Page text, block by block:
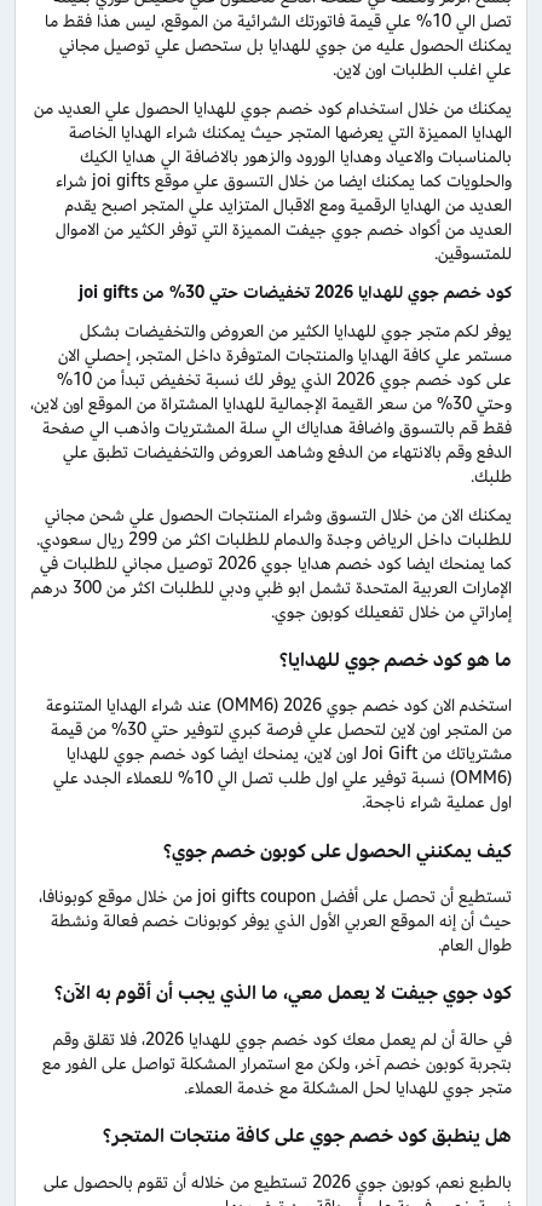
تصل الي 10% علي قيمة فاتورتك الشرائية من الموقع، ليس هذا فقط ما
يمكنك الحصول عليه من جوي للهدايا بل ستحصل علي توصيل مجاني
علي اغلب الطلبات اون لاين.
يمكنك من خلال استخدام كود خصم جوي للهدايا الحصول علي العديد من
الهدايا المميزة التي يعرضها المتجر حيث يمكنك شراء الهدايا الخاصة
بالمناسبات والاعياد وهدايا الورود والزهور بالاضافة الي هدايا الكيك
والحلويات كما يمكنك ايضا من خلال التسوق علي موقع joi gifts شراء
العديد من الهدايا الرقمية ومع الاقبال المتزايد علي المتجر اصبح يقدم
العديد من أكواد خصم جوي جيفت المميزة التي توفر الكثير من الاموال
للمتسوقين.
كود خصم جوي للهدايا 2026 تخفيضات حتي 30% من joi gifts
يوفر لكم متجر جوي للهدايا الكثير من العروض والتخفيضات بشكل
مستمر علي كافة الهدايا والمنتجات المتوفرة داخل المتجر، إحصلي الان
على كود خصم جوي 2026 الذي يوفر لك نسبة تخفيض تبدأ من 10%
وحتي 30% من سعر القيمة الإجمالية للهدايا المشتراة من الموقع اون لاين،
فقط قم بالتسوق واضافة هداياك الي سلة المشتريات واذهب الي صفحة
الدفع وقم بالانتهاء من الدفع وشاهد العروض والتخفيضات تطبق علي
طلبك.
يمكنك الان من خلال التسوق وشراء المنتجات الحصول علي شحن مجاني
للطلبات داخل الرياض وجدة والدمام للطلبات اكثر من 299 ريال سعودي.
كما يمنحك ايضا كود خصم هدايا جوي 2026 توصيل مجاني للطلبات في
الإمارات العربية المتحدة تشمل ابو ظبي ودبي للطلبات اكثر من 300 درهم
إماراتي من خلال تفعيلك كوبون جوي.
ما هو كود خصم جوي للهدايا؟
استخدم الان كود خصم جوي 2026 (OMM6) عند شراء الهدايا المتنوعة
من المتجر اون لاين لتحصل علي فرصة كبري لتوفير حتي 30% من قيمة
مشترياتك من Joi Gift اون لاين، يمنحك ايضا كود خصم جوي للهدايا
(OMM6) نسبة توفير علي اول طلب تصل الي 10% للعملاء الجدد علي
اول عملية شراء ناجحة.
كيف يمكنني الحصول على كوبون خصم جوي؟
تستطيع أن تحصل على أفضل joi gifts coupon من خلال موقع كوبونافا،
حيث أن إنه الموقع العربي الأول الذي يوفر كوبونات خصم فعالة ونشطة
طوال العام.
كود جوي جيفت لا يعمل معي، ما الذي يجب أن أقوم به الآن؟
في حالة أن لم يعمل معك كود خصم جوي للهدايا 2026، فلا تقلق وقم
بتجربة كوبون خصم آخر، ولكن مع استمرار المشكلة تواصل على الفور مع
متجر جوي للهدايا لحل المشكلة مع خدمة العملاء.
هل ينطبق كود خصم جوي على كافة منتجات المتجر؟
بالطبع نعم، كوبون جوي 2026 تستطيع من خلاله أن تقوم بالحصول على